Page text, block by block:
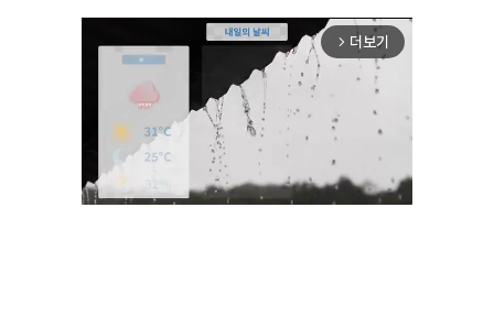
arrow_forward_ios 더보기